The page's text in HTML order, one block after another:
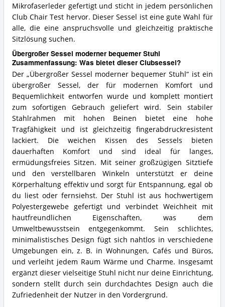
Mikrofaserleder gefertigt und sticht in jedem persönlichen
Club Chair Test hervor. Dieser Sessel ist eine gute Wahl für
alle, die eine anspruchsvolle und gleichzeitig praktische
Sitzlösung suchen.
Übergroßer Sessel moderner bequemer Stuhl
Zusammenfassung: Was bietet dieser Clubsessel?
Der „Übergroßer Sessel moderner bequemer Stuhl“ ist ein
übergroßer Sessel, der für modernen Komfort und
Bequemlichkeit entworfen wurde und komplett montiert
zum sofortigen Gebrauch geliefert wird. Sein stabiler
Stahlrahmen mit hohen Beinen bietet eine hohe
Tragfähigkeit und ist gleichzeitig fingerabdruckresistent
lackiert. Die weichen Kissen des Sessels bieten
dauerhaften Komfort und sind ideal für langes,
ermüdungsfreies Sitzen. Mit seiner großzügigen Sitztiefe
und den verstellbaren Winkeln unterstützt er deine
Körperhaltung effektiv und sorgt für Entspannung, egal ob
du liest oder fernsiehst. Der Stuhl ist aus hochwertigem
Polyestergewebe gefertigt und verbindet Weichheit mit
hautfreundlichen Eigenschaften, was dem
Umweltbewusstsein entgegenkommt. Sein schlichtes,
minimalistisches Design fügt sich nahtlos in verschiedene
Umgebungen ein, z. B. in Wohnungen, Cafés und Büros,
und verleiht jedem Raum Wärme und Charme. Insgesamt
ergänzt dieser vielseitige Stuhl nicht nur deine Einrichtung,
sondern stellt durch sein durchdachtes Design auch die
Zufriedenheit der Nutzer in den Vordergrund.